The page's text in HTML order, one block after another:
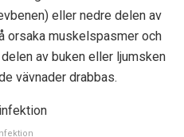
eller nedre delen av
orsaka muskelspasmer och
av buken eller ljumsken
vävnader drabbas.